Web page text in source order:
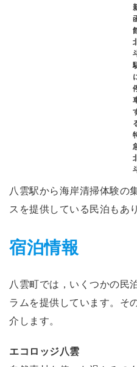
八雲駅から海岸清掃体験の
スを提供している民泊もあ
宿泊情報
八雲町では，いくつかの民
ラムを提供しています。そ
介します。
エコロッジ八雲